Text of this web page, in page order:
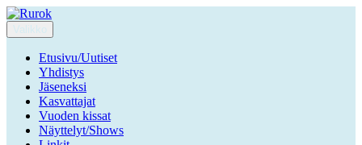
Siirry
sisältöön
Rurok
Ruuhka-Suomen Rotukissayhdistys
Valikko
Etusivu/Uutiset
Yhdistys
Jäseneksi
Kasvattajat
Vuoden kissat
Näyttelyt/Shows